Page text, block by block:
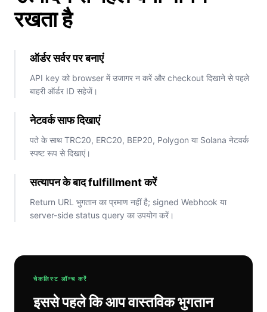
रखता है
ऑर्डर सर्वर पर बनाएं
API key को browser में उजागर न करें और checkout दिखाने से पहले
बाहरी ऑर्डर ID सहेजें।
नेटवर्क साफ दिखाएं
पते के साथ TRC20, ERC20, BEP20, Polygon या Solana नेटवर्क
स्पष्ट रूप से दिखाएं।
सत्यापन के बाद fulfillment करें
Return URL भुगतान का प्रमाण नहीं है; signed Webhook या
server-side status query का उपयोग करें।
चेकलिस्ट लॉन्च करें
इससे पहले कि आप वास्तविक भुगतान